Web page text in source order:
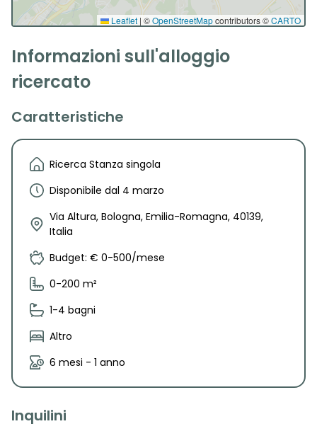
Leaflet | ©OpenStreetMapcontributors ©CARTO
Informazioni sull'alloggio
ricercato
Caratteristiche
Ricerca Stanza singola
Disponibile dal 4 marzo
Via Altura, Bologna, Emilia-Romagna, 40139,
Italia
Budget: € 0-500/mese
0-200 m²
1-4 bagni
Altro
6 mesi - 1 anno
Inquilini